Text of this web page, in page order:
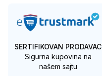
SERTIFIKOVAN PRODAVAC
Sigurna kupovina na
našem sajtu